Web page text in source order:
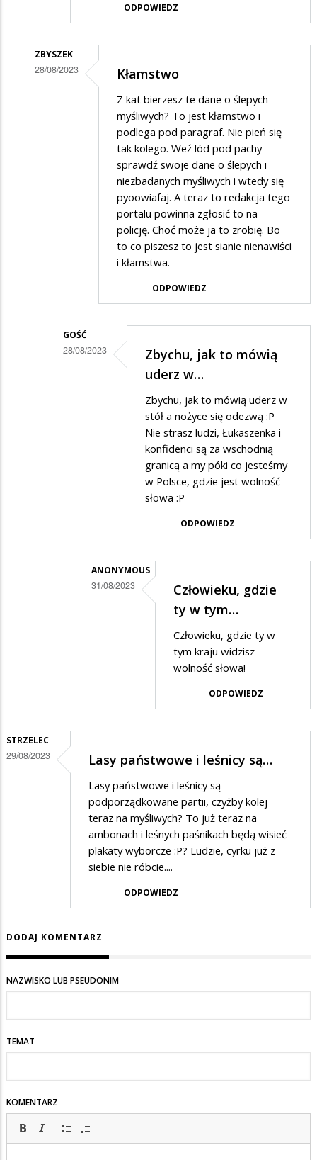
ODPOWIEDZ
ZBYSZEK
28/08/2023 Kłamstwo
Z kat bierzesz te dane o ślepych
myśliwych? To jest kłamstwo i
podlega pod paragraf. Nie pień się
tak kolego. Weź lód pod pachy
sprawdź swoje dane o ślepych i
niezbadanych myśliwych i wtedy się
pyoowiafaj. A teraz to redakcja tego
portalu powinna zgłosić to na
policję. Choć może ja to zrobię. Bo
to co piszesz to jest sianie nienawiści
i kłamstwa.
ODPOWIEDZ
GOŚĆ
28/08/2023
Zbychu, jak to mówią
uderz w…
Zbychu, jak to mówią uderz w
stół a nożyce się odezwą :P
Nie strasz ludzi, Łukaszenka i
konfidenci są za wschodnią
granicą a my póki co jesteśmy
w Polsce, gdzie jest wolność
słowa :P
ODPOWIEDZ
ANONYMOUS
31/08/2023
Zbychu,
mówią
uderz
w…
Człowieku, gdzie
ty w tym…
Człowieku, gdzie ty w
tym kraju widzisz
wolność słowa!
ODPOWIEDZ
STRZELEC
29/08/2023 Lasy państwowe i leśnicy są…
Lasy państwowe i leśnicy są
podporządkowane partii, czyżby kolej
teraz na myśliwych? To już teraz na
ambonach i leśnych paśnikach będą wisieć
plakaty wyborcze :P? Ludzie, cyrku już z
siebie nie róbcie....
ODPOWIEDZ
DODAJ KOMENTARZ
NAZWISKO LUB PSEUDONIM
TEMAT
KOMENTARZ